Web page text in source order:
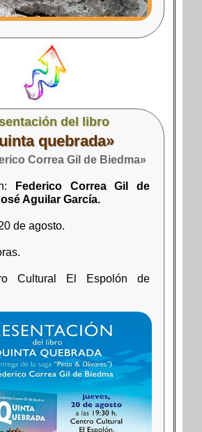
del libro
quebrada»
Correa Gil de Biedma»
Federico Correa Gil de
Aguilar García.
de agosto.
Cultural El Espolón de